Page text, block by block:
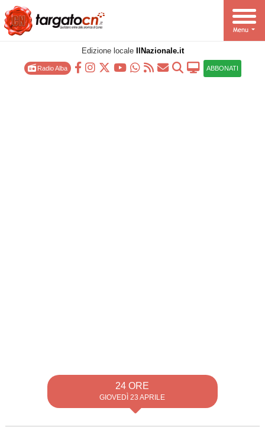
Edizione locale IlNazionale.it
Radio Alba ABBONATI
24 ORE
GIOVEDÌ 23 APRILE